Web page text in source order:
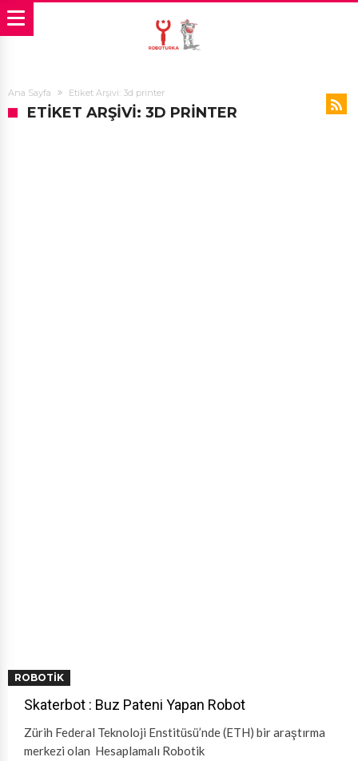
Ana Sayfa Etiket Arşivi: 3d printer
ETIKET ARŞIVI: 3D PRINTER
ROBOTIK
Skaterbot : Buz Pateni Yapan Robot
Zürih Federal Teknoloji Enstitüsü’nde (ETH) bir araştırma
merkezi olan Hesaplamalı Robotik